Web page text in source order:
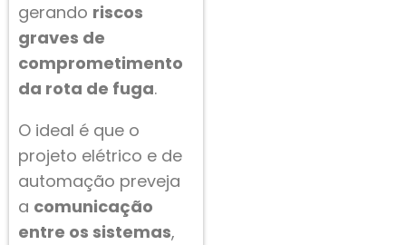
gerando riscos
graves de
comprometimento
da rota de fuga.
O ideal é que o
projeto elétrico e de
automação preveja
a comunicação
entre os sistemas,